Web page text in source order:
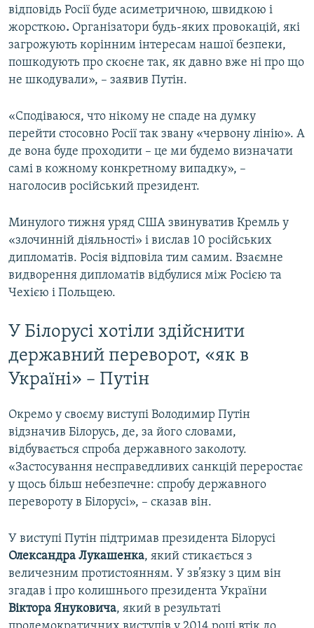
відповідь Росії буде асиметричною, швидкою і
жорсткою. Організатори будь-яких провокацій, які
загрожують корінним інтересам нашої безпеки,
пошкодують про скоєне так, як давно вже ні про що
не шкодували», – заявив Путін.
«Сподіваюся, что нікому не спаде на думку
перейти стосовно Росії так звану «червону лінію». А
де вона буде проходити – це ми будемо визначати
самі в кожному конкретному випадку», –
наголосив російський президент.
Минулого тижня уряд США звинуватив Кремль у
«злочинній діяльності» і вислав 10 російських
дипломатів. Росія відповіла тим самим. Взаємне
видворення дипломатів відбулися між Росією та
Чехією і Польщею.
У Білорусі хотіли здійснити
державний переворот, «як в
Україні» – Путін
Окремо у своєму виступі Володимир Путін
відзначив Білорусь, де, за його словами,
відбувається спроба державного заколоту.
«Застосування несправедливих санкцій переростає
у щось більш небезпечне: спробу державного
перевороту в Білорусі», – сказав він.
У виступі Путін підтримав президента Білорусі
Олександра Лукашенка, який стикається з
величезним протистоянням. У зв’язку з цим він
згадав і про колишнього президента України
Віктора Януковича, який в результаті